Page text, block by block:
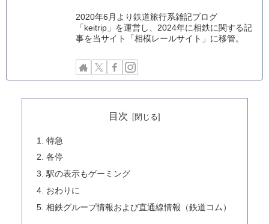
2020年6月より鉄道旅行系雑記ブログ
「keitrip」を運営し、2024年に相鉄に関する記
事を当サイト「相模レールサイト」に移管。
目次
特急
各停
駅の表示もゲーミング
おわりに
相鉄グループ情報および直通線情報（鉄道コム）